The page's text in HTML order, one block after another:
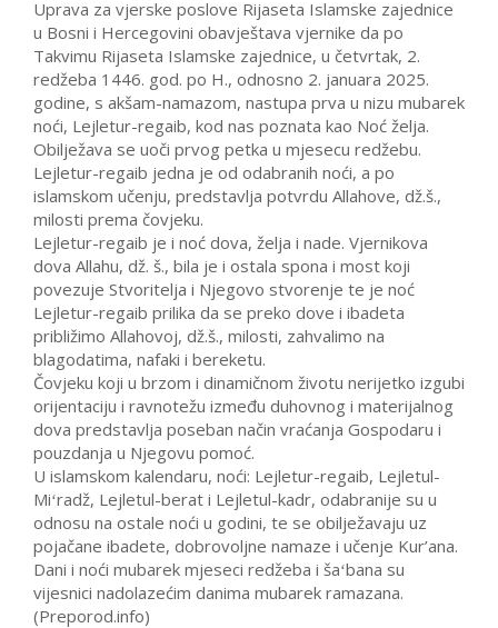
Uprava za vjerske poslove Rijaseta Islamske zajednice
u Bosni i Hercegovini obavještava vjernike da po
Takvimu Rijaseta Islamske zajednice, u četvrtak, 2.
redžeba 1446. god. po H., odnosno 2. januara 2025.
godine, s akšam-namazom, nastupa prva u nizu mubarek
noći, Lejletur-regaib, kod nas poznata kao Noć želja.
Obilježava se uoči prvog petka u mjesecu redžebu.
Lejletur-regaib jedna je od odabranih noći, a po
islamskom učenju, predstavlja potvrdu Allahove, dž.š.,
milosti prema čovjeku.
Lejletur-regaib je i noć dova, želja i nade. Vjernikova
dova Allahu, dž. š., bila je i ostala spona i most koji
povezuje Stvoritelja i Njegovo stvorenje te je noć
Lejletur-regaib prilika da se preko dove i ibadeta
približimo Allahovoj, dž.š., milosti, zahvalimo na
blagodatima, nafaki i bereketu.
Čovjeku koji u brzom i dinamičnom životu nerijetko izgubi
orijentaciju i ravnotežu između duhovnog i materijalnog
dova predstavlja poseban način vraćanja Gospodaru i
pouzdanja u Njegovu pomoć.
U islamskom kalendaru, noći: Lejletur-regaib, Lejletul-
Miʻradž, Lejletul-berat i Lejletul-kadr, odabranije su u
odnosu na ostale noći u godini, te se obilježavaju uz
pojačane ibadete, dobrovoljne namaze i učenje Kur’ana.
Dani i noći mubarek mjeseci redžeba i šaʻbana su
vijesnici nadolazećim danima mubarek ramazana.
(Preporod.info)